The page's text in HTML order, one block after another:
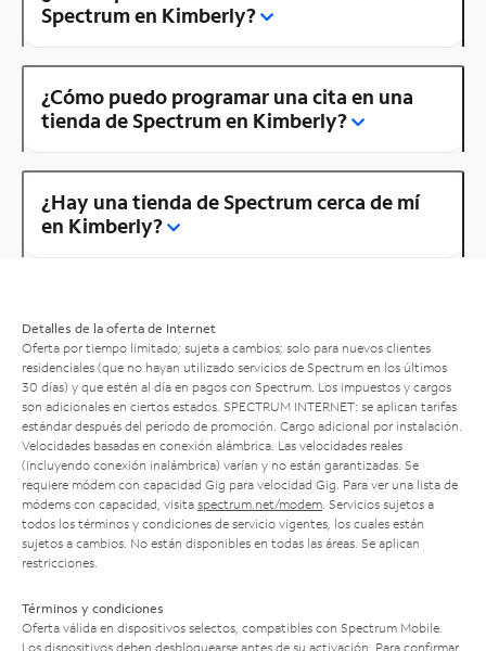
Spectrum en Kimberly?
¿Cómo puedo programar una cita en una
tienda de Spectrum en Kimberly?
¿Hay una tienda de Spectrum cerca de mí
en Kimberly?
Detalles de la oferta de Internet
Oferta por tiempo limitado; sujeta a cambios; solo para nuevos clientes
residenciales (que no hayan utilizado servicios de Spectrum en los últimos
30 días) y que estén al día en pagos con Spectrum. Los impuestos y cargos
son adicionales en ciertos estados. SPECTRUM INTERNET: se aplican tarifas
estándar después del período de promoción. Cargo adicional por instalación.
Velocidades basadas en conexión alámbrica. Las velocidades reales
(incluyendo conexión inalámbrica) varían y no están garantizadas. Se
requiere módem con capacidad Gig para velocidad Gig. Para ver una lista de
módems con capacidad, visita spectrum.net/modem . Servicios sujetos a
todos los términos y condiciones de servicio vigentes, los cuales están
sujetos a cambios. No están disponibles en todas las áreas. Se aplican
restricciones.
Términos y condiciones
Oferta válida en dispositivos selectos, compatibles con Spectrum Mobile.
Los dispositivos deben desbloquearse antes de su activación. Para confirmar